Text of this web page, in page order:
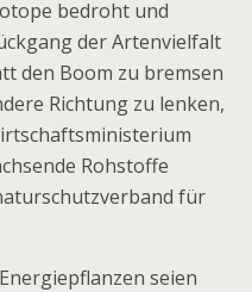
bedroht und
der Artenvielfalt
den Boom zu bremsen
Richtung zu lenken,
Rohstoffe
für
seien